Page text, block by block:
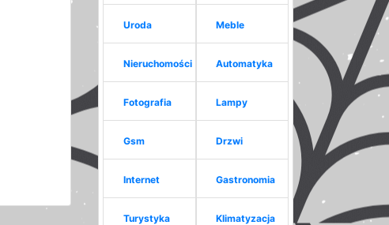
Uroda
Nieruchomości
Fotografia
Gsm
Internet
Turystyka
Meble
Automatyka
Lampy
Drzwi
Gastronomia
Klimatyzacja